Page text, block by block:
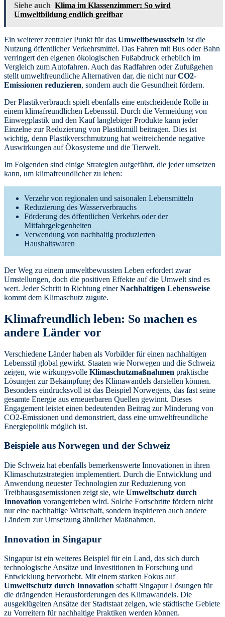
Siehe auch Klima im Klassenzimmer: So wird
Umweltbildung endlich greifbar
Ein weiterer zentraler Punkt für das Umweltbewusstsein ist die
Nutzung öffentlicher Verkehrsmittel. Das Fahren mit Bus oder Bahn
verringert den eigenen ökologischen Fußabdruck erheblich im
Vergleich zum Autofahren. Auch das Radfahren oder Zufußgehen
stellt umweltfreundliche Alternativen dar, die nicht nurCO2-
Emissionen reduzieren, sondern auch die Gesundheit fördern.
Der Plastikverbrauch spielt ebenfalls eine entscheidende Rolle in
einem klimafreundlichen Lebensstil. Durch die Vermeidung von
Einwegplastik und den Kauf langlebiger Produkte kann jeder
Einzelne zur Reduzierung von Plastikmüll beitragen. Dies ist
wichtig, denn Plastikverschmutzung hat weitreichende negative
Auswirkungen auf Ökosysteme und die Tierwelt.
Im Folgenden sind einige Strategien aufgeführt, die jeder umsetzen
kann, um klimafreundlicher zu leben:
Verzehr von regionalen und saisonalen Lebensmitteln
Reduzierung des Wasserverbrauchs
Förderung des öffentlichen Verkehrs oder der
Mitfahrgelegenheiten
Verwendung von nachhaltig produzierten
Haushaltswaren
Der Weg zu einem umweltbewussten Leben erfordert zwar
Umstellungen, doch die positiven Effekte auf die Umwelt sind es
wert. Jeder Schritt in Richtung einerNachhaltigen Lebensweise
kommt dem Klimaschutz zugute.
Klimafreundlich leben: So machen es
andere Länder vor
Verschiedene Länder haben als Vorbilder für einen nachhaltigen
Lebensstil global gewirkt. Staaten wie Norwegen und die Schweiz
zeigen, wie wirkungsvolle Klimaschutzmaßnahmen praktische
Lösungen zur Bekämpfung des Klimawandels darstellen können.
Besonders eindrucksvoll ist das Beispiel Norwegens, das fast seine
gesamte Energie aus erneuerbaren Quellen gewinnt. Dieses
Engagement leistet einen bedeutenden Beitrag zur Minderung von
CO2-Emissionen und demonstriert, dass eine umweltfreundliche
Energiepolitik möglich ist.
Beispiele aus Norwegen und der Schweiz
Die Schweiz hat ebenfalls bemerkenswerte Innovationen in ihren
Klimaschutzstrategien implementiert. Durch die Entwicklung und
Anwendung neuester Technologien zur Reduzierung von
Treibhausgasemissionen zeigt sie, wie Umweltschutz durch
Innovation vorangetrieben wird. Solche Fortschritte fördern nicht
nur eine nachhaltige Wirtschaft, sondern inspirieren auch andere
Ländern zur Umsetzung ähnlicher Maßnahmen.
Innovation in Singapur
Singapur ist ein weiteres Beispiel für ein Land, das sich durch
technologische Ansätze und Investitionen in Forschung und
Entwicklung hervorhebt. Mit einem starken Fokus auf
Umweltschutz durch Innovation schafft Singapur Lösungen für
die drängenden Herausforderungen des Klimawandels. Die
ausgeklügelten Ansätze der Stadtstaat zeigen, wie städtische Gebiete
zu Vorreitern für nachhaltige Praktiken werden können.